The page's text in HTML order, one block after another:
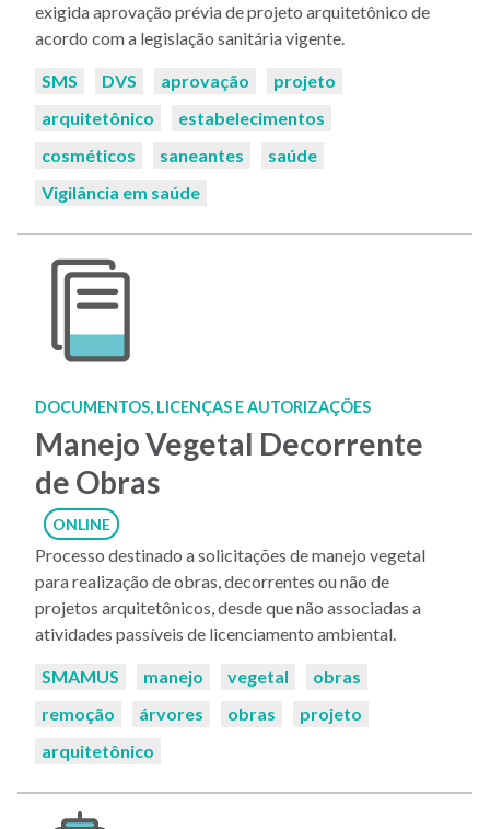
exigida aprovação prévia de projeto arquitetônico de
acordo com a legislação sanitária vigente.
Palavras-
SMS DVS aprovação
projeto
arquitetônico
estabelecimentos
cosméticos
saneantes
saúde
Vigilância em saúde
DOCUMENTOS, LICENÇAS E AUTORIZAÇÕES
Manejo Vegetal Decorrente
de Obras
ONLINE
Processo destinado a solicitações de manejo vegetal
para realização de obras, decorrentes ou não de
projetos arquitetônicos, desde que não associadas a
atividades passíveis de licenciamento ambiental.
Palavras-
SMAMUS manejo vegetal
obras
remoção
árvores obras
projeto
arquitetônico